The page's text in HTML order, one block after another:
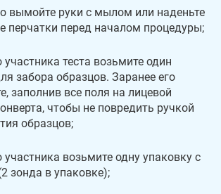
вымойте руки с мылом или наденьте
перчатки перед началом процедуры;
участника теста возьмите один
забора образцов. Заранее его
заполнив все поля на лицевой
чтобы не повредить ручкой
образцов;
участника возьмите одну упаковку с
зонда в упаковке);